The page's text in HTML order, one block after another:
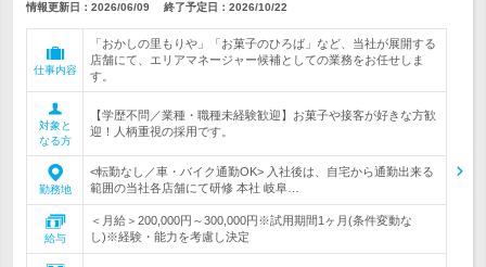
情報更新日：2026/06/09 終了予定日： 2026/10/22
仕事内容
「おかしの里もりや」「お菓子のひろば」など、当社が展開する
店舗にて、エリアマネージャー候補としての業務をお任せしま
す。
対象と
なる方
【学歴不問／業種・職種未経験歓迎】お菓子や接客が好きな方歓
迎！人柄重視の採用です。
勤務地
<転勤なし／車・バイク通勤OK> 入社後は、自宅から通勤出来る
範囲の当社各店舗にて研修 本社 岐阜…
給与
＜月給＞200,000円～300,000円※試用期間1ヶ月(条件変動な
し)※経験・能力を考慮し決定